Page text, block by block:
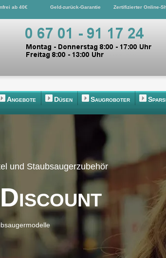
ab 40€ Geld-zurück-Garantie Zertifizierter Online-
Angebote Düsen Saugroboter
und Staubsaugerzubehör